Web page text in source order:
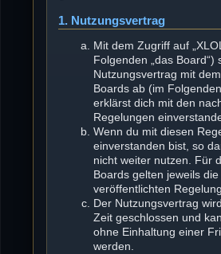
1. Nutzungsvertrag
Mit dem Zugriff auf
Folgenden „das Board“)
Nutzungsvertrag mit
Boards ab (im
erklärst dich mit den
Regelungen
Wenn du mit diesen
einverstanden bist, so
nicht weiter nutzen. Für
Boards gelten jeweils
veröffentlichten
Der Nutzungsvertrag
Zeit geschlossen und
ohne Einhaltung einer
werden.